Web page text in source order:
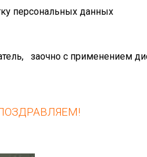
персональных данных
заочно с применением